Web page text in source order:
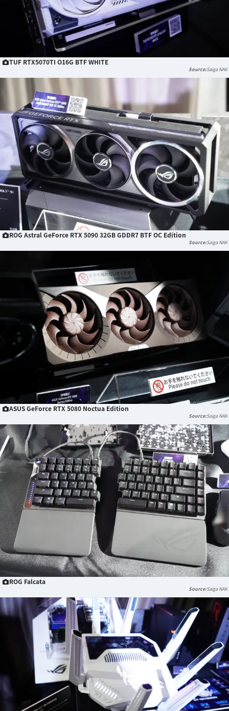
TUF RTX5070TI O16G BTF WHITE
Saiga NAK
ROG Astral GeForce RTX 5090 32GB GDDR7 BTF OC Edition
Saiga NAK
ASUS GeForce RTX 5080 Noctua Edition
Saiga NAK
ROG Falcata
Saiga NAK